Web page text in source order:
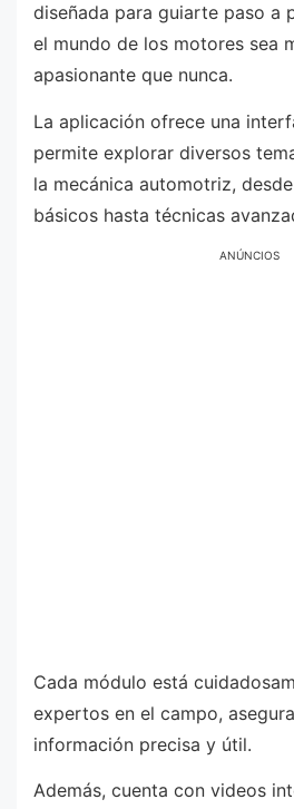
diseñada para guiarte paso a
el mundo de los motores sea
apasionante que nunca.
La aplicación ofrece una
permite explorar diversos
la mecánica automotriz,
básicos hasta técnicas
ANÚNCIOS
Cada módulo está
expertos en el campo,
información precisa y útil.
Además, cuenta con videos